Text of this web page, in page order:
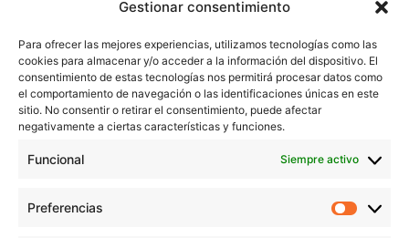
Gestionar consentimiento
Para ofrecer las mejores experiencias, utilizamos tecnologías como las
cookies para almacenar y/o acceder a la información del dispositivo. El
consentimiento de estas tecnologías nos permitirá procesar datos como
el comportamiento de navegación o las identificaciones únicas en este
sitio. No consentir o retirar el consentimiento, puede afectar
negativamente a ciertas características y funciones.
Funcional Siempre activo
Preferencias
Servicios
Blog
Contacto
Aviso Legal
Política de cookies